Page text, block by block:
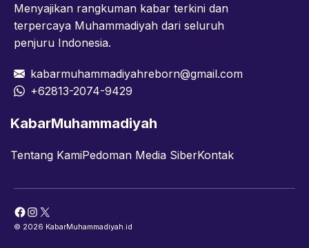
Menyajikan rangkuman kabar terkini dan
terpercaya Muhammadiyah dari seluruh
penjuru Indonesia.
kabarmuhammadiyahreborn@gmail.com
+62813-2074-9429
KabarMuhammadiyah
Tentang KamiPedoman Media SiberKontak
Facebook
Instagram
X
© 2026 KabarMuhammadiyah.id